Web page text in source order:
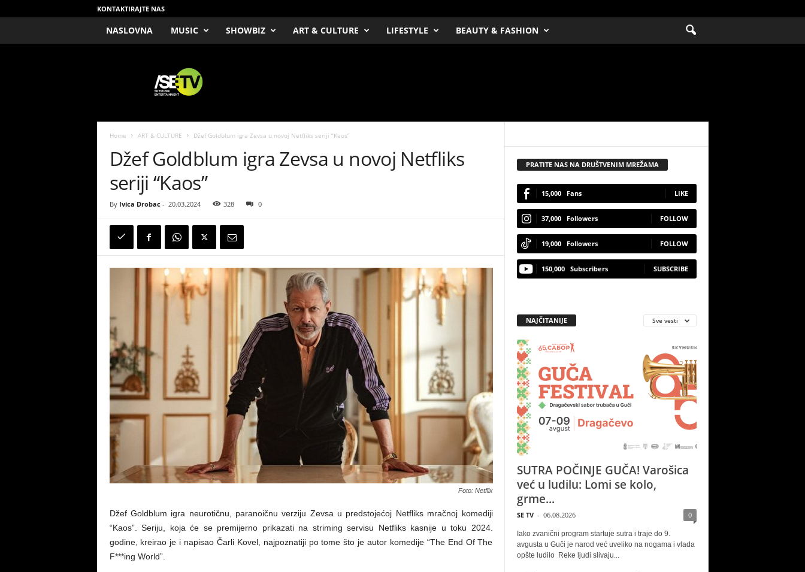
KONTAKTIRAJTE NAS
NASLOVNA MUSIC SHOWBIZ ART & CULTURE LIFESTYLE BEAUTY & FASHION
Home ART & CULTURE Džef Goldblum igra Zevsa u novoj Netfliks seriji “Kaos”
Džef Goldblum igra Zevsa u novoj Netfliks
seriji “Kaos”
By Ivica Drobac- 20.03.2024 328 0
Foto: Netflix
Džef Goldblum igra neurotičnu, paranoičnu verziju Zevsa u predstojećoj Netfliks mračnoj komediji
“Kaos”. Seriju, koja će se premijerno prikazati na striming servisu Netfliks kasnije u toku 2024.
godine, kreirao je i napisao Čarli Kovel, najpoznatiji po tome što je autor komedije “The End Of The
F***ing World”.
PRATITE NAS NA DRUŠTVENIM MREŽAMA
15,000 Fans LIKE
37,000 Followers FOLLOW
19,000 Followers FOLLOW
150,000 Subscribers SUBSCRIBE
NAJČITANIJE Sve vesti
SUTRA POČINJE GUČA! Varošica
već u ludilu: Lomi se kolo,
grme...
SE TV - 06.08.2026 0
Iako zvanični program startuje sutra i traje do 9.
avgusta u Guči je narod već uveliko na nogama i vlada
opšte ludilo Reke ljudi slivaju...